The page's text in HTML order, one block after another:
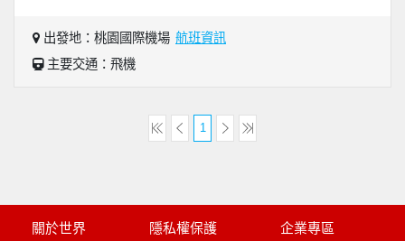
出發地：桃園國際機場 航班資訊
主要交通：飛機
1
關於世界 隱私權保護 企業專區